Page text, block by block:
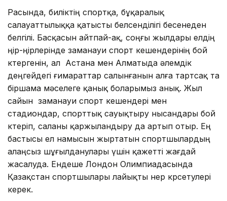
Расында, биліктің спортқа, бұқаралық
салауаттылыққа қатысты белсенділігі бесенеден
белгілі. Басқасын айтпай-ақ, соңғы жылдары елдің
өңір-өңірлерінде заманауи спорт кешендерінің бой
көтергенін, ал Астана мен Алматыда әлемдік
деңгейдегі ғимараттар салынғанын алға тартсақ та
біршама мәселеге қанық боларымыз анық. Жыл
сайын заманауи спорт ке­шендері мен
стадиондар, спорт­тық сауық­тыру нысандары бой
көтеріп, саланы қаржы­лан­дыру да артып отыр. Ең
бастысы ел намысын жыртатын спортшылардың
алаңсыз шұғылданулары үшін қажетті жағ­дай
жасалуда. Ендеше Лондон Олимпиадасында
Қазақстан спорт­шылары лайықты өнер көрсетулері
керек.